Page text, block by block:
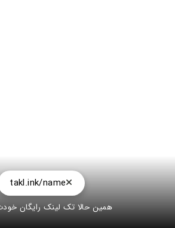
takl.ink/name
همین حالا تک لینک رایگان